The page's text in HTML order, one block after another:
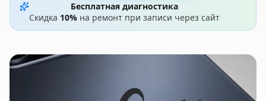
Бесплатная диагностика
Скидка 10% на ремонт при записи через сайт